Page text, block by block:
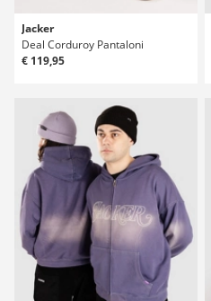
Jacker
Deal Corduroy Pantaloni
€ 119,95